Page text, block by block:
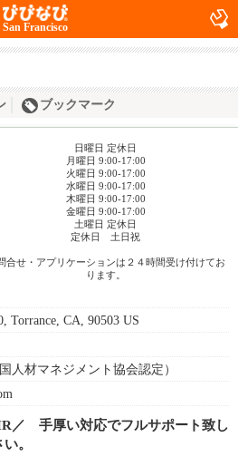
San Francisco
ブックマーク
日曜日 定休日
月曜日 9:00-17:00
火曜日 9:00-17:00
水曜日 9:00-17:00
木曜日 9:00-17:00
金曜日 9:00-17:00
土曜日 定休日
定休日 土日祝
合せ・アプリケーションは２４時間受け付けてお
ります。
Torrance, CA, 90503 US
人材マネジメント協会認定）
／ 手厚い対応でフルサポート致し
。